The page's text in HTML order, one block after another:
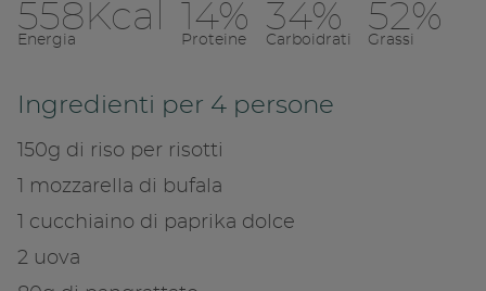
558Kcal
Energia
14%
Proteine
34%
Carboidrati
52%
Grassi
Ingredienti per 4 persone
150g di riso per risotti
1 mozzarella di bufala
1 cucchiaino di paprika dolce
2 uova
Condividi su
Copia link